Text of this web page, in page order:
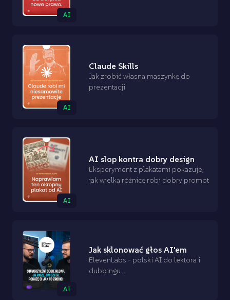
AI
AI
Claude Skills
Jak zrobić własną maszynkę do
prezentacji
AI
AI slop kontra dobry design
Eksperyment z plakatami pokazuje,
jak wielką różnicę robi dobry prompt
AI
Jak sklonować głos AI'em
ElevenLabs - polski AI do lektora i
dubbingu...